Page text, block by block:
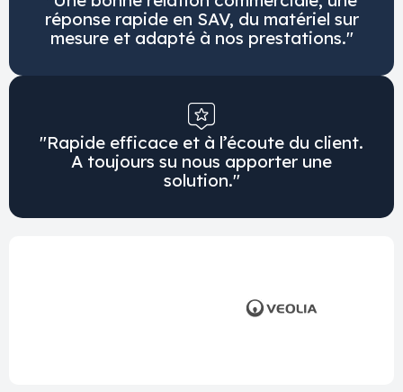
réponse rapide en SAV, du matériel sur
mesure et adapté à nos prestations."
"Rapide efficace et à l’écoute du client.
A toujours su nous apporter une
solution."